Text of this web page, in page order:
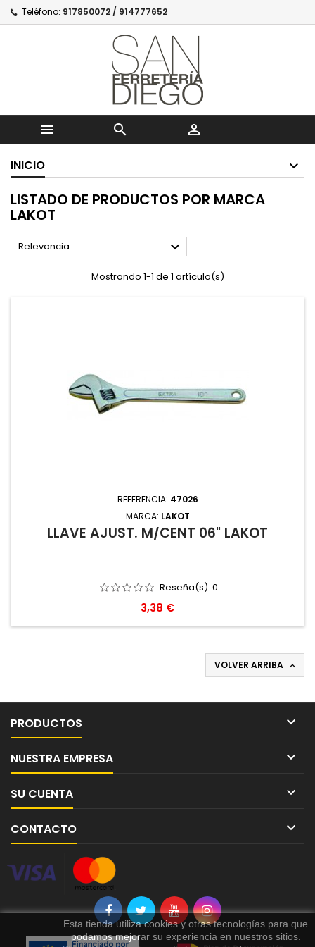
Teléfono: 917850072 / 914777652
  
INICIO
LISTADO DE PRODUCTOS POR MARCA
LAKOT
Relevancia 
Mostrando 1-1 de 1 artículo(s)
REFERENCIA: 47026
MARCA: LAKOT
LLAVE AJUST. M/CENT 06" LAKOT
Reseña(s): 0
Precio
3,38 €
VOLVER ARRIBA 
PRODUCTOS 
NUESTRA EMPRESA 
SU CUENTA 
CONTACTO 
Esta tienda utiliza cookies y otras tecnologías para que
podamos mejorar su experiencia en nuestros sitios.